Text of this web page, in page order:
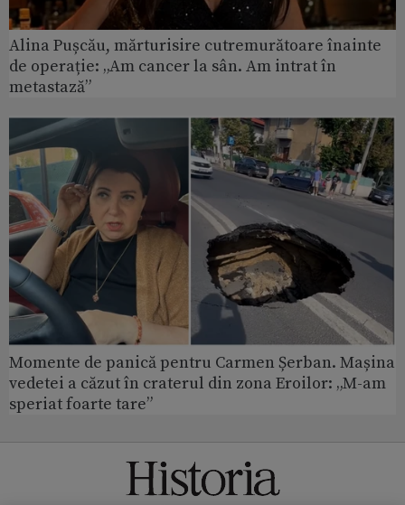
Alina Pușcău, mărturisire cutremurătoare înainte
de operație: „Am cancer la sân. Am intrat în
metastază”
Momente de panică pentru Carmen Șerban. Mașina
vedetei a căzut în craterul din zona Eroilor: „M-am
speriat foarte tare”